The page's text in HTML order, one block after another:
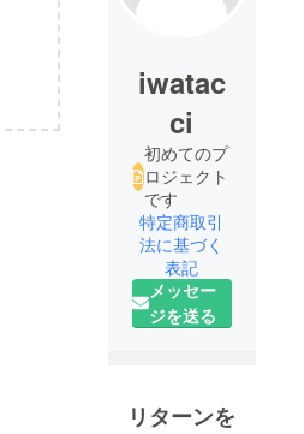
iwatac
ci
初めてのプ
ロジェクト
です
特定商取引
法に基づく
表記
メッセー
ジを送る
リターンを